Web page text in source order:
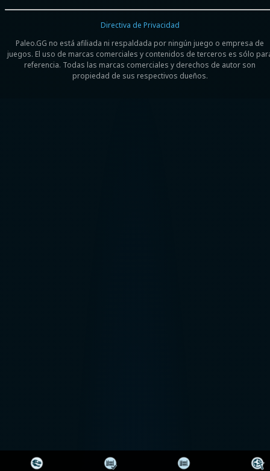
Paleo.GG no está afiliada ni respaldada por ningún juego o empresa de
juegos. El uso de marcas comerciales y contenidos de terceros es sólo
referencia. Todas las marcas comerciales y derechos de autor son
propiedad de sus respectivos dueños.
Directiva de Privacidad